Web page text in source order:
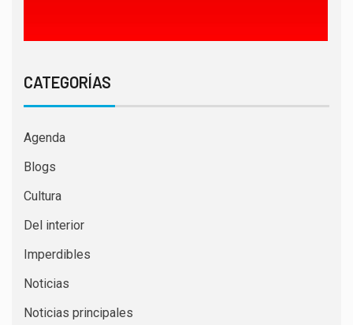
CATEGORÍAS
Agenda
Blogs
Cultura
Del interior
Imperdibles
Noticias
Noticias principales